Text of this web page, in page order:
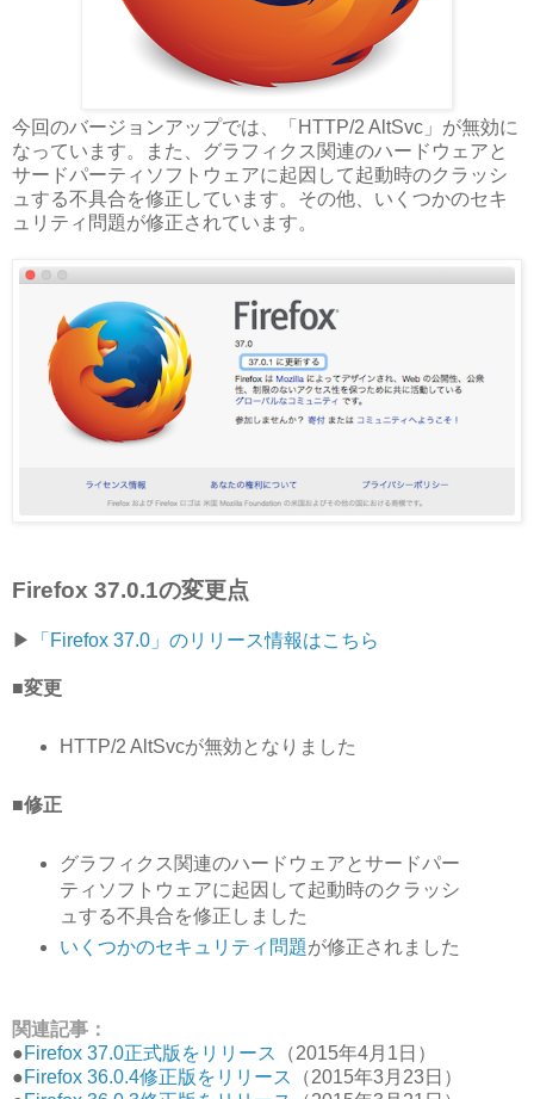
今回のバージョンアップでは、「HTTP/2 AltSvc」が無効に
なっています。また、グラフィクス関連のハードウェアと
サードパーティソフトウェアに起因して起動時のクラッシ
ュする不具合を修正しています。その他、いくつかのセキ
ュリティ問題が修正されています。
Firefox 37.0.1の変更点
▶︎ 「Firefox 37.0」のリリース情報はこちら
■変更
HTTP/2 AltSvcが無効となりました
■修正
グラフィクス関連のハードウェアとサードパー
ティソフトウェアに起因して起動時のクラッシ
ュする不具合を修正しました
いくつかのセキュリティ問題が修正されました
関連記事：
●Firefox 37.0正式版をリリース
（2015年4月1日）
●Firefox 36.0.4修正版をリリース
（2015年3月23日）